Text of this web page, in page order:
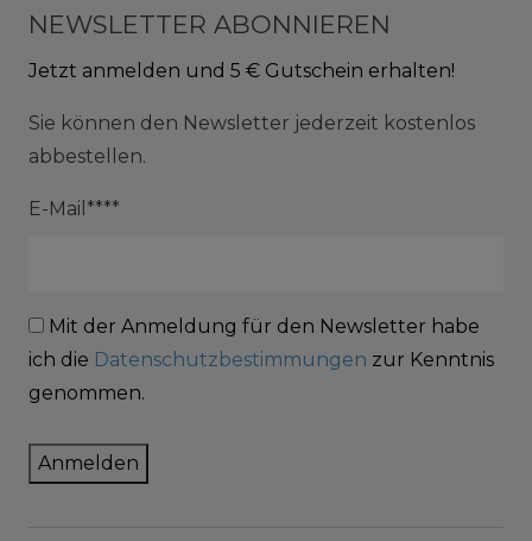
NEWSLETTER ABONNIEREN
Jetzt anmelden und 5 € Gutschein erhalten!
Sie können den Newsletter jederzeit kostenlos
abbestellen.
E-Mail****
Mit der Anmeldung für den Newsletter habe
ich die Datenschutzbestimmungen zur Kenntnis
genommen.
Anmelden